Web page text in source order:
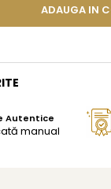
ADAUGA IN
Autentice
manual